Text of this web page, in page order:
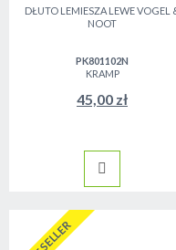
DŁUTO LEMIESZA LEWE VOGEL
NOOT
PK801102N
KRAMP
45,00 zł